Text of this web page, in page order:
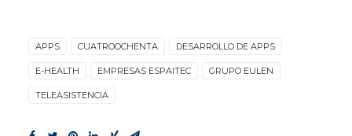
APPS CUATROOCHENTA DESARROLLO DE APPS
E-HEALTH EMPRESAS ESPAITEC GRUPO EULEN
TELEASISTENCIA